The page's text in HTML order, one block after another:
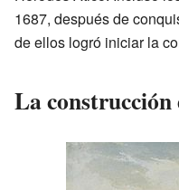
1687, después de
de ellos logró iniciar la
La construcción